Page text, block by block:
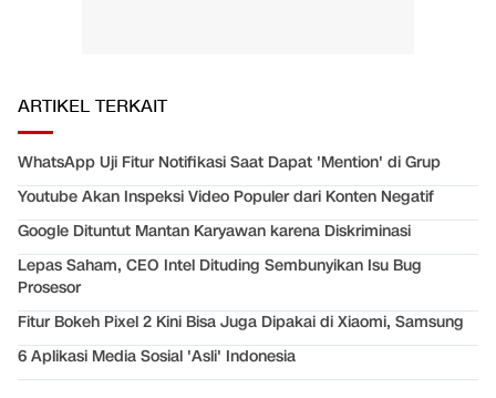
ARTIKEL TERKAIT
WhatsApp Uji Fitur Notifikasi Saat Dapat 'Mention' di Grup
Youtube Akan Inspeksi Video Populer dari Konten Negatif
Google Dituntut Mantan Karyawan karena Diskriminasi
Lepas Saham, CEO Intel Dituding Sembunyikan Isu Bug
Prosesor
Fitur Bokeh Pixel 2 Kini Bisa Juga Dipakai di Xiaomi, Samsung
6 Aplikasi Media Sosial 'Asli' Indonesia